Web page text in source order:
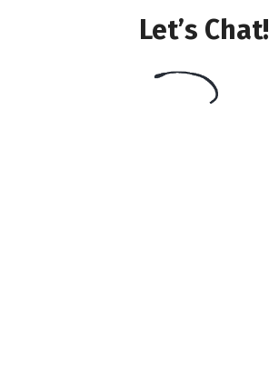
Let’s Chat!